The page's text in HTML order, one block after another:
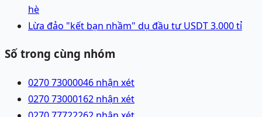
hè
Lừa đảo "kết bạn nhầm" dụ đầu tư USDT 3.000 tỉ
Số trong cùng nhóm
0270 73000046 nhận xét
0270 73000162 nhận xét